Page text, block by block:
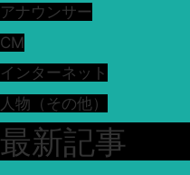
アナウンサー
CM
インターネット
人物（その他）
最新記事